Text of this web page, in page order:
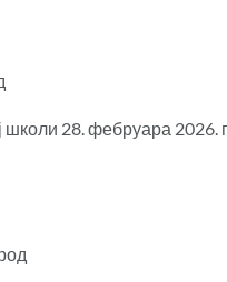
28. фебруара 2026.